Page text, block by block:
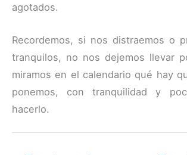
agotados.
Recordemos, si nos distraemos o
tranquilos, no nos dejemos llevar
miramos en el calendario qué hay
ponemos, con tranquilidad y
hacerlo.